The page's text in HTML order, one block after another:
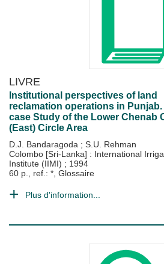
LIVRE
Institutional perspectives of land
reclamation operations in Punjab.
case Study of the Lower Chenab
(East) Circle Area
D.J. Bandaragoda ; S.U. Rehman
Colombo [Sri-Lanka] : International
Institute (IIMI) ; 1994
60 p., ref.: *, Glossaire
Plus d'information...